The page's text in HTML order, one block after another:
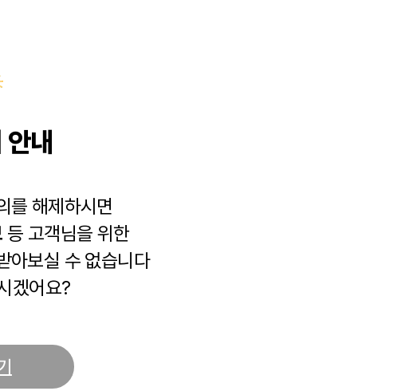
내
를 해제하시면
등 고객님을 위한
아보실 수 없습니다
겠어요?